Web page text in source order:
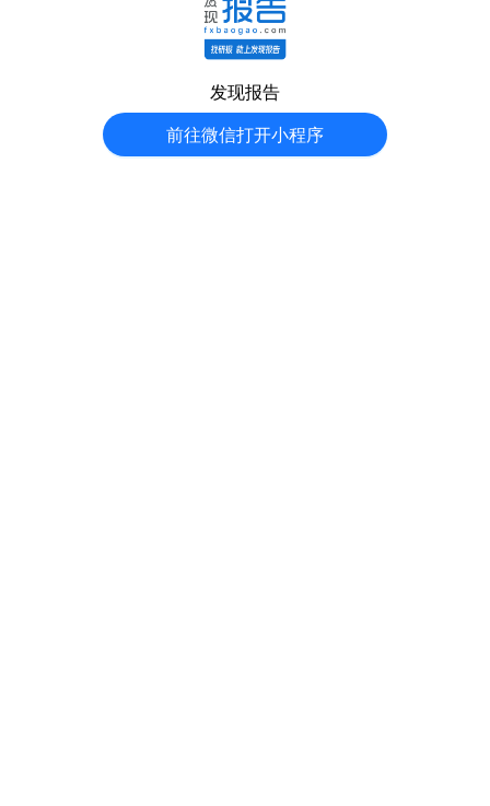
发现报告
前往微信打开小程序